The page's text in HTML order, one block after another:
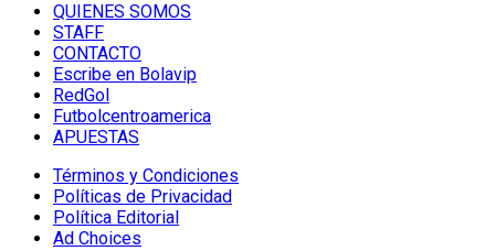
QUIENES SOMOS
STAFF
CONTACTO
Escribe en Bolavip
RedGol
Futbolcentroamerica
APUESTAS
Términos y Condiciones
Políticas de Privacidad
Política Editorial
Ad Choices